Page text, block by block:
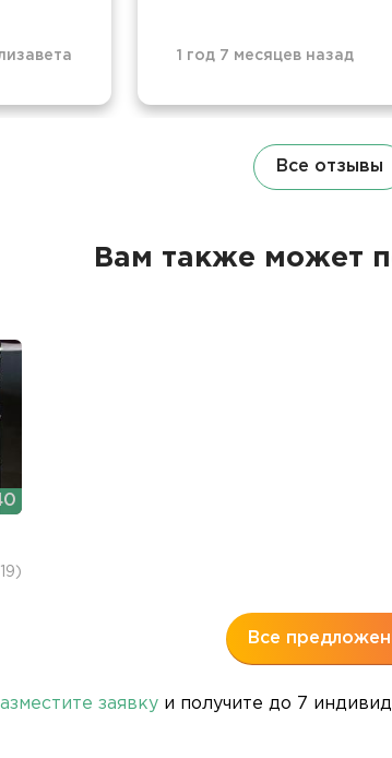
1 год 7 месяцев назад
Все отзывы
Вам также может
Все
заявку и получите до 7